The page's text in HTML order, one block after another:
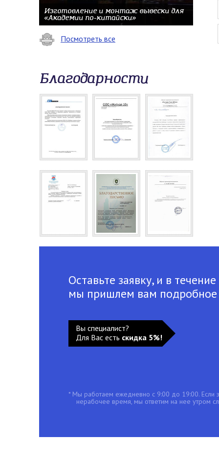
Изготовление и монтаж вывески для
«Академии по-китайски»
Посмотреть все
Благодарности
Оставьте заявку, и в
мы пришлем вам
Вы специалист?
Для Вас есть скидка 5%!
* Мы работаем ежедневно с 9:00 до 19:00. Если
нерабочее время, мы ответим на нее утром